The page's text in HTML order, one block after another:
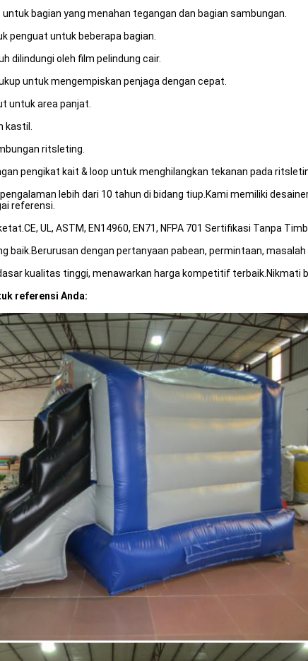
bagian yang menahan tegangan dan bagian sambungan.
penguat untuk beberapa bagian.
dilindungi oleh film pelindung cair.
untuk mengempiskan penjaga dengan cepat.
untuk area panjat.
kastil.
ritsleting.
pengikat kait & loop untuk menghilangkan tekanan pada
lebih dari 10 tahun di bidang tiup.Kami memiliki
referensi.
UL, ASTM, EN14960, EN71, NFPA 701 Sertifikasi Tanpa
baik.Berurusan dengan pertanyaan pabean, permintaan,
kualitas tinggi, menawarkan harga kompetitif terbaik.Nikmati
referensi Anda: